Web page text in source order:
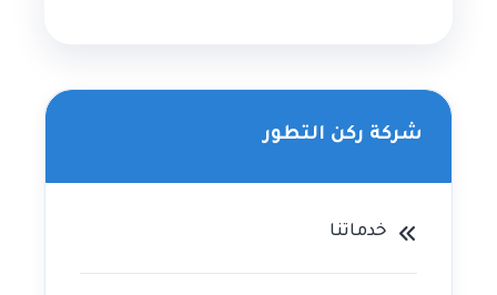
شركة ركن التطور
خدماتنا